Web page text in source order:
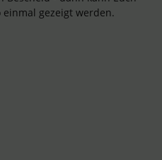
gezeigt werden.